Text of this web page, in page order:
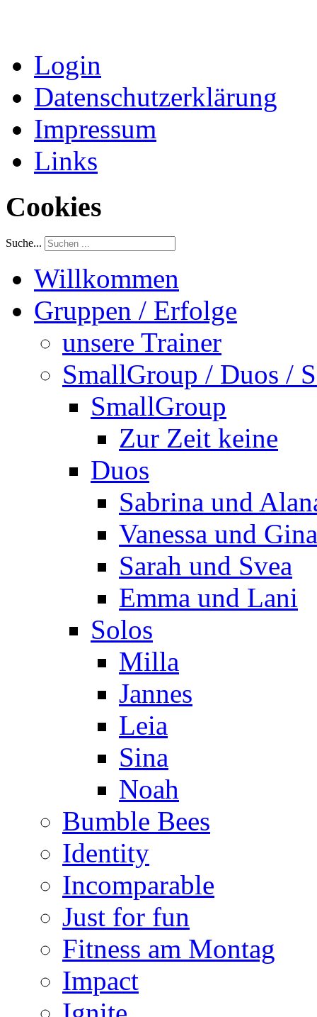
Login
Datenschutzerklärung
Impressum
Links
Cookies
Suche...
Willkommen
Gruppen / Erfolge
unsere Trainer
SmallGroup / Duos /
SmallGroup
Zur Zeit keine
Duos
Sabrina und
Vanessa und Gina
Sarah und Svea
Emma und Lani
Solos
Milla
Jannes
Leia
Sina
Noah
Bumble Bees
Identity
Incomparable
Just for fun
Fitness am Montag
Impact